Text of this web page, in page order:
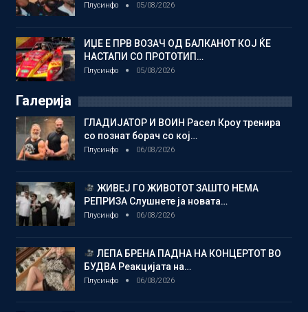
Плусинфо 05/08/2026
ИЏЕ Е ПРВ ВОЗАЧ ОД БАЛКАНОТ КОЈ ЌЕ
НАСТАПИ СО ПРОТОТИП…
Плусинфо 05/08/2026
Галерија
ГЛАДИЈАТОР И ВОИН Расел Кроу тренира
со познат борач со кој…
Плусинфо 06/08/2026
ЖИВЕЈ ГО ЖИВОТОТ ЗАШТО НЕМА
РЕПРИЗА Слушнете ја новата…
Плусинфо 06/08/2026
ЛЕПА БРЕНА ПАДНА НА КОНЦЕРТОТ ВО
БУДВА Реакцијата на…
Плусинфо 06/08/2026